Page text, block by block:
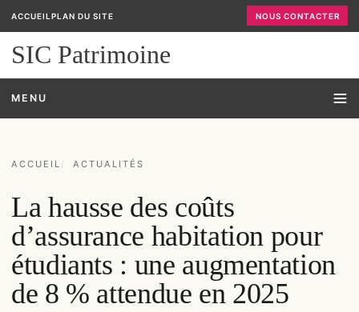
ACCUEIL PLAN DU SITE NOUS CONTACTER
SIC Patrimoine
MENU
ACCUEIL ACTUALITÉS
La hausse des coûts
d’assurance habitation pour
étudiants : une augmentation
de 8 % attendue en 2025